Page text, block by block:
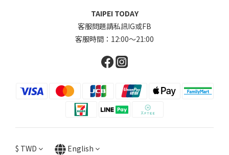
TAIPEI TODAY
客服問題請私訊IG或FB
客服時間：12:00～21:00
$ TWD English